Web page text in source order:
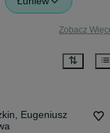
Zobacz
Eugeniusz